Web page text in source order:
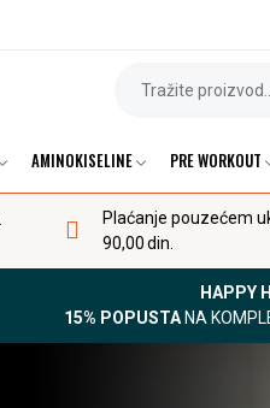
AMINOKISELINE PRE WORKOUT
Plaćanje pouzećem
90,00 din.
HAPPY
15% POPUSTANA